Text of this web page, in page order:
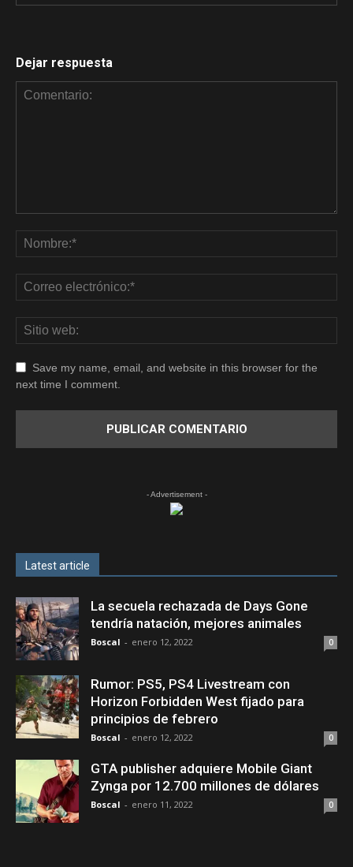
Dejar respuesta
Save my name, email, and website in this browser for the
next time I comment.
- Advertisement -
Latest article
La secuela rechazada de Days Gone
tendría natación, mejores animales
Boscal - enero 12, 2022 0
Rumor: PS5, PS4 Livestream con
Horizon Forbidden West fijado para
principios de febrero
Boscal - enero 12, 2022 0
GTA publisher adquiere Mobile Giant
Zynga por 12.700 millones de dólares
Boscal - enero 11, 2022 0